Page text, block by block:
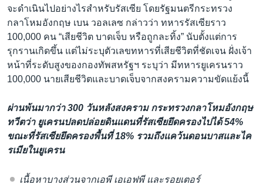
จะดำเนินไปอย่างไรสำหรับรัสเซีย โดยรัฐมนตรีกระทรวง
กลาโหมอังกฤษ เบน วอลเลซ กล่าวว่า ทหารรัสเซียราว
100,000 คน “เสียชีวิต บาดเจ็บ หรือถูกละทิ้ง” นับตั้งแต่การ
รุกรานเกิดขึ้น แต่ไม่ระบุตัวเลขทหารที่เสียชีวิตที่ชัดเจน ฝั่งเจ้า
หน้าที่ระดับสูงของกองทัพสหรัฐฯ ระบุว่า มีทหารยูเครนราว
100,000 นายเสียชีวิตและบาดเจ็บจากสงครามความขัดแย้งนี้
ผ่านพ้นมากว่า 300 วันหลังสงคราม กระทรวงกลาโหมอังกฤษ
ทวีตว่า ยูเครนปลดปล่อยดินแดนที่รัสเซียยึดครองไปได้ 54%
ขณะที่รัสเซียยึดครองพื้นที่ 18% รวมถึงแคว้นดอนบาสและไค
รเมียในยูเครน
เนื้อหาบางส่วนจากเอพี เอเอฟพี และรอยเตอร์